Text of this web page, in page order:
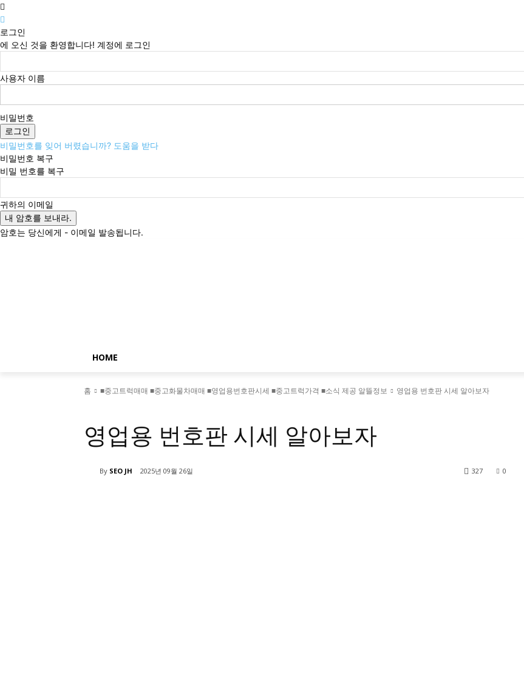
로그인
에 오신 것을 환영합니다! 계정에 로그인
사용자 이름
비밀번호
비밀번호를 잊어 버렸습니까? 도움을 받다
비밀번호 복구
비밀 번호를 복구
귀하의 이메일
암호는 당신에게 - 이메일 발송됩니다.
HOME
홈 ■중고트럭매매 ■중고화물차매매 ■영업용번호판시세 ■중고트럭가격 ■소식 제공 알뜰정보 영업용 번호판 시세 알아보자
영업용 번호판 시세 알아보자
By SEO JH 2025년 09월 26일 0
327